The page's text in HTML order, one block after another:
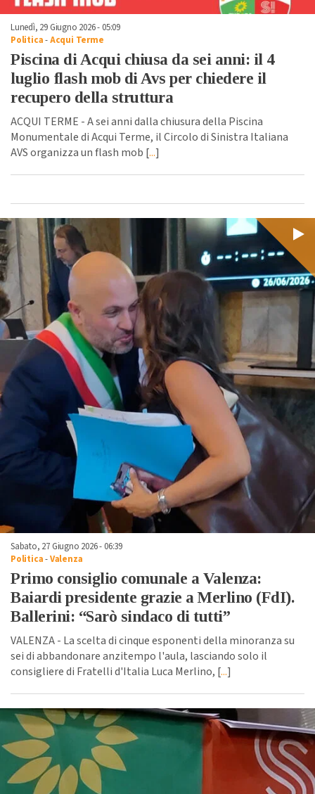
Lunedì, 29 Giugno 2026 - 05:09
Politica-Acqui Terme
Piscina di Acqui chiusa da sei anni: il 4
luglio flash mob di Avs per chiedere il
recupero della struttura
ACQUI TERME - A sei anni dalla chiusura della Piscina
Monumentale di Acqui Terme, il Circolo di Sinistra Italiana
AVS organizza un flash mob [...]
Sabato, 27 Giugno 2026 - 06:39
Politica-Valenza
Primo consiglio comunale a Valenza:
Baiardi presidente grazie a Merlino (FdI).
Ballerini: “Sarò sindaco di tutti”
VALENZA - La scelta di cinque esponenti della minoranza su
sei di abbandonare anzitempo l'aula, lasciando solo il
consigliere di Fratelli d'Italia Luca Merlino, [...]